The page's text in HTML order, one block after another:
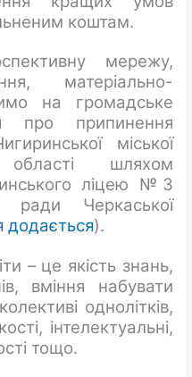
коштам.
мережу,
матеріально-
на громадське
про припинення
міської
шляхом
ліцею №3
ради Черкаської
додається).
– це якість знань,
вміння набувати
однолітків,
інтелектуальні,
тощо.